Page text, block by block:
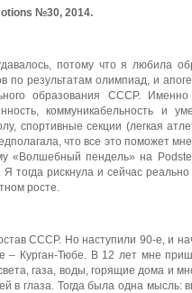
№30, 2014.
потому что я любила
результатам олимпиад, и
образования СССР.
коммуникабельность и
спортивные секции (легкая
что все это поможет
«Волшебный пендель» на
тогда рискнула и сейчас
росте.
СССР. Но наступили 90-е, и
– Курган-Тюбе. В 12 лет мне
газа, воды, горящие дома и
в глаза. Тогда была одна мысль: